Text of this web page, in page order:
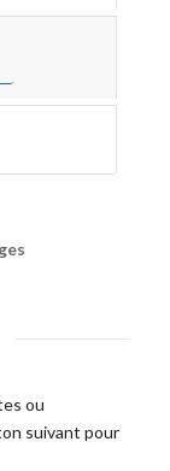
ou
suivant pour